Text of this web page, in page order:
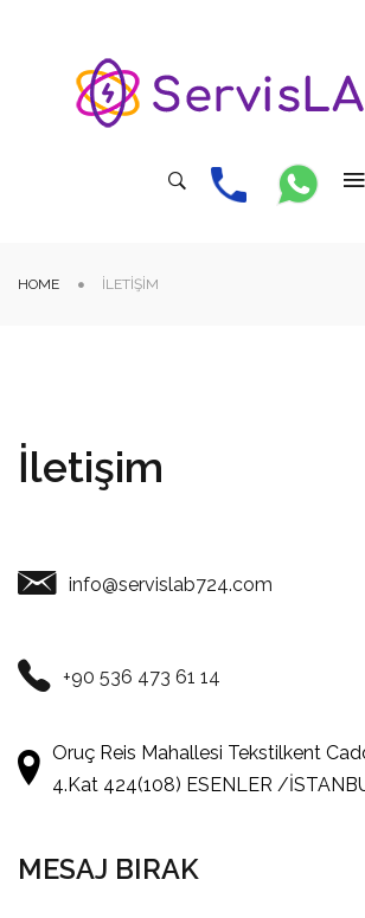
HOME İLETIŞIM
İletişim
info@servislab724.com
+90 536 473 61 14
Oruç Reis Mahallesi Tekstilkent
4.Kat 424(108) ESENLER /
MESAJ BIRAK